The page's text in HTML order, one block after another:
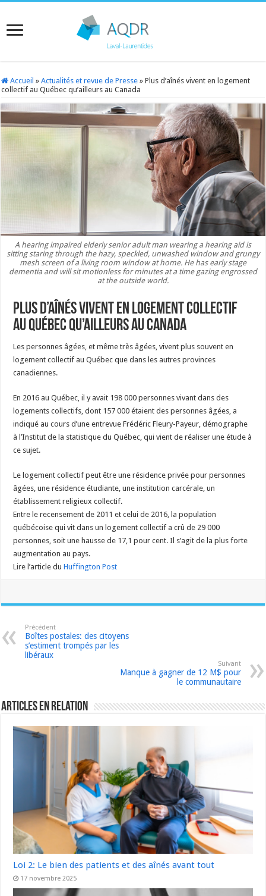
Accueil » Actualités et revue de Presse » Plus d’aînés vivent en logement
collectif au Québec qu’ailleurs au Canada
A hearing impaired elderly senior adult man wearing a hearing aid is
sitting staring through the hazy, speckled, unwashed window and grungy
mesh screen of a living room window at home. He has early stage
dementia and will sit motionless for minutes at a time gazing engrossed
at the outside world.
Plus d’aînés vivent en logement collectif
au Québec qu’ailleurs au Canada
Les personnes âgées, et même très âgées, vivent plus souvent en
logement collectif au Québec que dans les autres provinces
canadiennes.
En 2016 au Québec, il y avait 198 000 personnes vivant dans des
logements collectifs, dont 157 000 étaient des personnes âgées, a
indiqué au cours d’une entrevue Frédéric Fleury-Payeur, démographe
à l’Institut de la statistique du Québec, qui vient de réaliser une étude à
ce sujet.
Le logement collectif peut être une résidence privée pour personnes
âgées, une résidence étudiante, une institution carcérale, un
établissement religieux collectif.
Entre le recensement de 2011 et celui de 2016, la population
québécoise qui vit dans un logement collectif a crû de 29 000
personnes, soit une hausse de 17,1 pour cent. Il s’agit de la plus forte
augmentation au pays.
Lire l’article duHuffington Post
Précédent
Boîtes postales: des citoyens
s’estiment trompés par les
libéraux
Suivant
Manque à gagner de 12 M$ pour
le communautaire
Articles en relation
Loi 2: Le bien des patients et des aînés avant tout
17 novembre 2025